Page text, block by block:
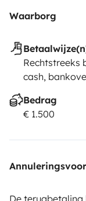
Waarborg
Rechtstreeks
cash,
Bedrag
€ 1.500
De